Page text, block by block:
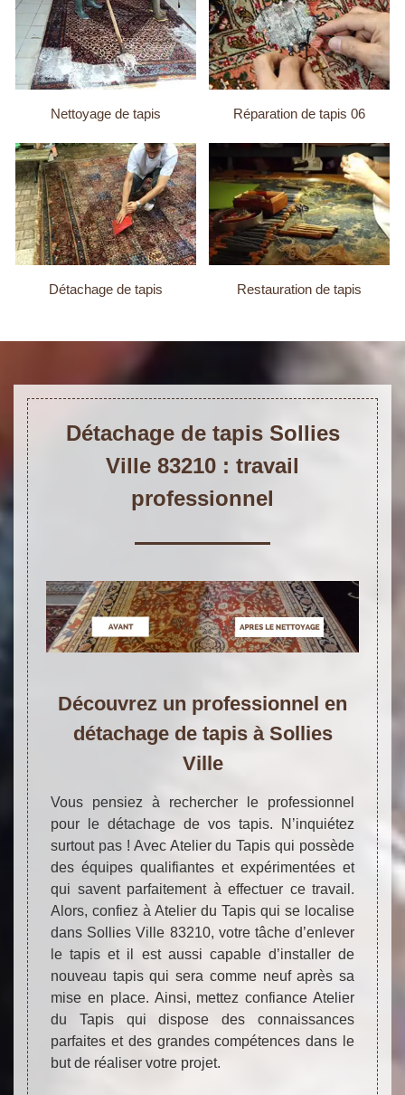
Nettoyage de tapis Réparation de tapis 06
Détachage de tapis Restauration de tapis
Détachage de tapis Sollies
Ville 83210 : travail
professionnel
Découvrez un professionnel en
détachage de tapis à Sollies
Ville
Vous pensiez à rechercher le professionnel
pour le détachage de vos tapis. N’inquiétez
surtout pas ! Avec Atelier du Tapis qui possède
des équipes qualifiantes et expérimentées et
qui savent parfaitement à effectuer ce travail.
Alors, confiez à Atelier du Tapis qui se localise
dans Sollies Ville 83210, votre tâche d’enlever
le tapis et il est aussi capable d’installer de
nouveau tapis qui sera comme neuf après sa
mise en place. Ainsi, mettez confiance Atelier
du Tapis qui dispose des connaissances
parfaites et des grandes compétences dans le
but de réaliser votre projet.